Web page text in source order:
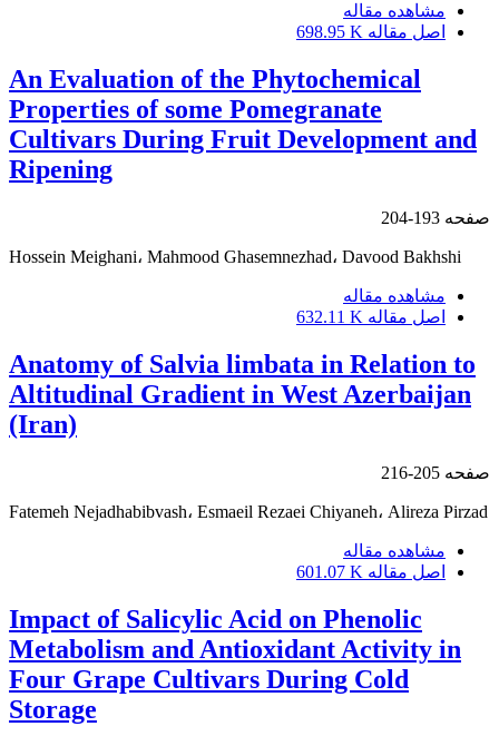
مشاهده مقاله
اصل مقاله 698.95 K
An Evaluation of the Phytochemical
Properties of some Pomegranate
Cultivars During Fruit Development and
Ripening
صفحه 193-204
Hossein Meighani، Mahmood Ghasemnezhad، Davood Bakhshi
مشاهده مقاله
اصل مقاله 632.11 K
Anatomy of Salvia limbata in Relation to
Altitudinal Gradient in West Azerbaijan
(Iran)
صفحه 205-216
Fatemeh Nejadhabibvash، Esmaeil Rezaei Chiyaneh، Alireza Pirzad
مشاهده مقاله
اصل مقاله 601.07 K
Impact of Salicylic Acid on Phenolic
Metabolism and Antioxidant Activity in
Four Grape Cultivars During Cold
Storage